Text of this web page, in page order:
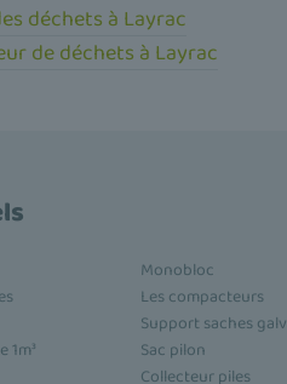
déchets à Layrac
de déchets à Layrac
Monobloc
Les compacteurs
Support saches
1m³
Sac pilon
Collecteur piles